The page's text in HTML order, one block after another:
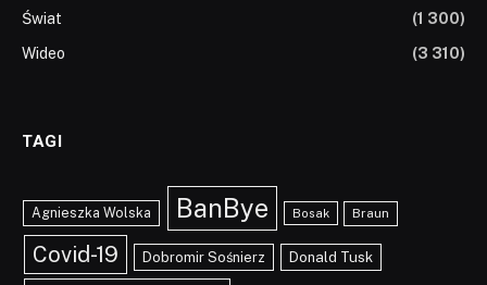
Świat
(1 300)
Wideo
(3 310)
TAGI
Agnieszka Wolska BanBye Bosak Braun
Covid-19 Dobromir Sośnierz Donald Tusk